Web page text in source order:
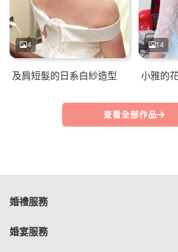
4
及肩短髮的日系白紗造型
14
小雅的
查看全部作品
婚禮服務
婚宴服務